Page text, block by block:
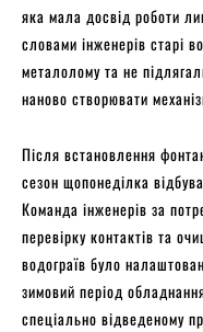
яка мала досвід роботи
словами інженерів старі
металолому та не
наново створювати
Після встановлення
сезон щопонеділка
Команда інженерів за
перевірку контактів та
водограїв було
зимовий період
спеціально відведеному